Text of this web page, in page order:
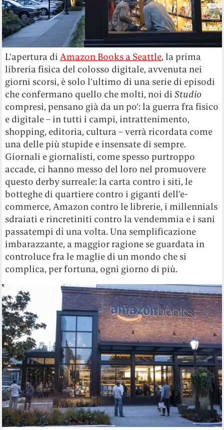
L’apertura diAmazon Books a Seattle, la prima
libreria fisica del colosso digitale, avvenuta nei
giorni scorsi, è solo l’ultimo di una serie di episodi
che confermano quello che molti, noi diStudio
compresi, pensano già da un po’: la guerra fra fisico
e digitale – in tutti i campi, intrattenimento,
shopping, editoria, cultura – verrà ricordata come
una delle più stupide e insensate di sempre.
Giornali e giornalisti, come spesso purtroppo
accade, ci hanno messo del loro nel promuovere
questo derby surreale: la carta contro i siti, le
botteghe di quartiere contro i giganti dell’e-
commerce, Amazon contro le librerie, i millennials
sdraiati e rincretiniti contro la vendemmia e i sani
passatempi di una volta. Una semplificazione
imbarazzante, a maggior ragione se guardata in
controluce fra le maglie di un mondo che si
complica, per fortuna, ogni giorno di più.